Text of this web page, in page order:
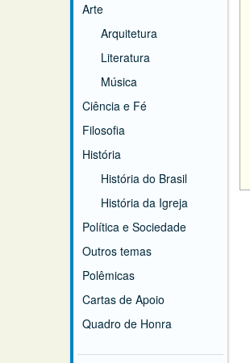
Arte
Arquitetura
Literatura
Música
Ciência e Fé
Filosofia
História
História do Brasil
História da Igreja
Política e Sociedade
Outros temas
Polêmicas
Cartas de Apoio
Quadro de Honra